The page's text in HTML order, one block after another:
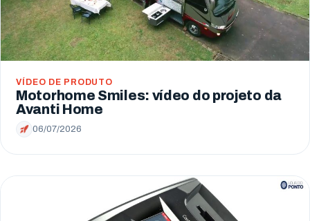
VÍDEO DE PRODUTO
Motorhome Smiles: vídeo do projeto da
Avanti Home
06/07/2026